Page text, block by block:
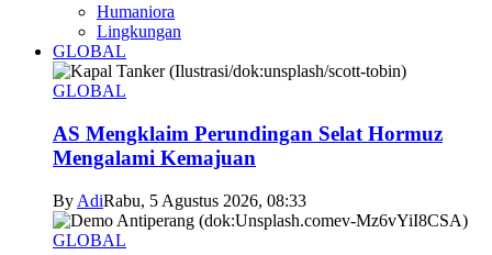
Humaniora
Lingkungan
GLOBAL
GLOBAL
AS Mengklaim Perundingan Selat Hormuz
Mengalami Kemajuan
By AdiRabu, 5 Agustus 2026, 08:33
GLOBAL